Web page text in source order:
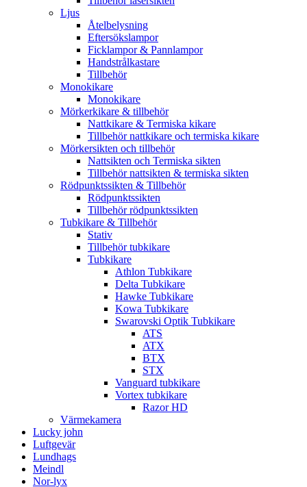
Ljus
Åtelbelysning
Eftersökslampor
Ficklampor & Pannlampor
Handstrålkastare
Tillbehör
Monokikare
Monokikare
Mörkerkikare & tillbehör
Nattkikare & Termiska kikare
Tillbehör nattkikare och termiska kikare
Mörkersikten och tillbehör
Nattsikten och Termiska sikten
Tillbehör nattsikten & termiska sikten
Rödpunktssikten & Tillbehör
Rödpunktssikten
Tillbehör rödpunktssikten
Tubkikare & Tillbehör
Stativ
Tillbehör tubkikare
Tubkikare
Athlon Tubkikare
Delta Tubkikare
Hawke Tubkikare
Kowa Tubkikare
Swarovski Optik Tubkikare
ATS
ATX
BTX
STX
Vanguard tubkikare
Vortex tubkikare
Razor HD
Värmekamera
Lucky john
Luftgevär
Lundhags
Meindl
Nor-lyx